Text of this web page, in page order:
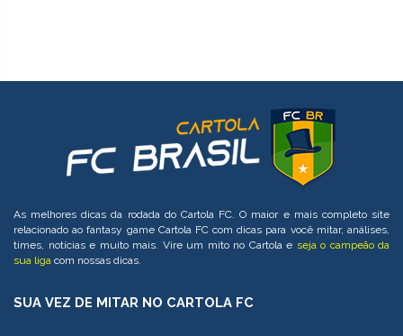
As melhores dicas da rodada do Cartola FC. O maior e mais completo site
relacionado ao fantasy game Cartola FC com dicas para você mitar, análises,
times, notícias e muito mais. Vire um mito no Cartola e seja o campeão da
sua liga com nossas dicas.
SUA VEZ DE MITAR NO CARTOLA FC